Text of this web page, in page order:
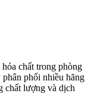
chất trong phòng
phối nhiều hãng
chất lượng và dịch